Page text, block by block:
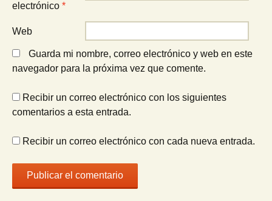
electrónico *
Web
Guarda mi nombre, correo electrónico y web en este
navegador para la próxima vez que comente.
Recibir un correo electrónico con los siguientes
comentarios a esta entrada.
Recibir un correo electrónico con cada nueva entrada.